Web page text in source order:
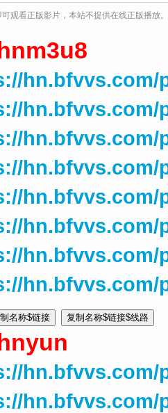
观看正版影片，本站不提供在线正版播放。
hnm3u8
hn.bfvvs.com/
hn.bfvvs.com/
hn.bfvvs.com/
hn.bfvvs.com/
hn.bfvvs.com/
hn.bfvvs.com/
hn.bfvvs.com/
hn.bfvvs.com/
hnyun
hn.bfvvs.com/
hn.bfvvs.com/